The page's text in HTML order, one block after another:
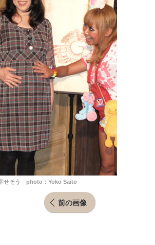
せそう photo：Yoko Saito
前の画像